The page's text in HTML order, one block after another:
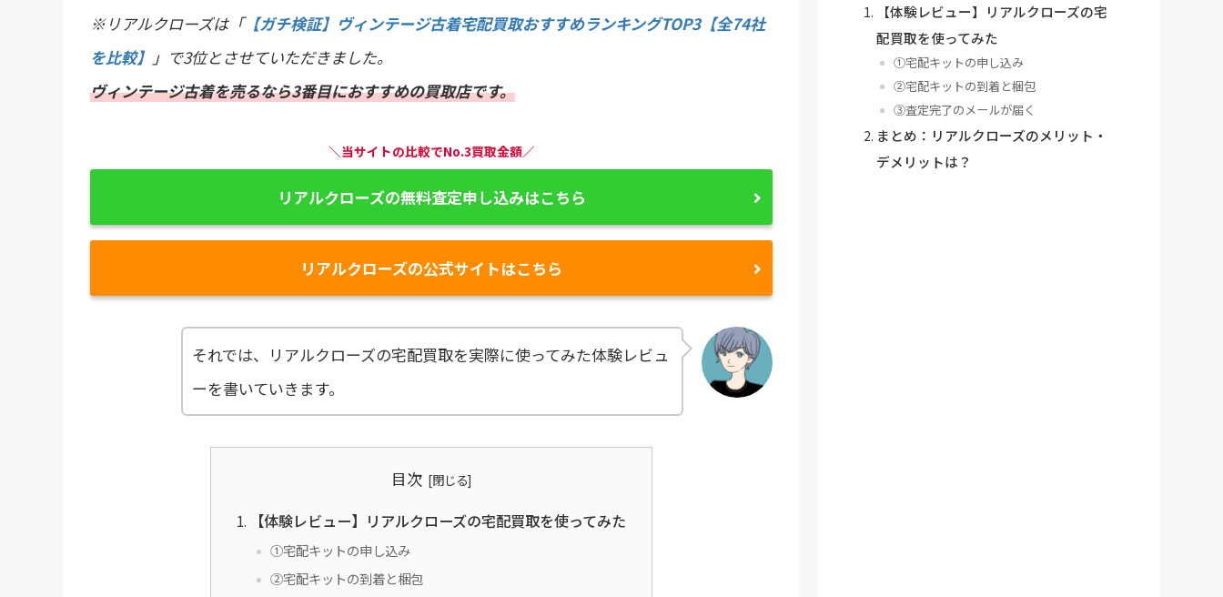
※リアルクローズは「【ガチ検証】ヴィンテージ古着宅配買取おすすめランキングTOP3【全74社
を比較】 」で3位とさせていただきました。
ヴィンテージ古着を売るなら3番目におすすめの買取店です。
＼当サイトの比較でNo.3買取金額／
リアルクローズの無料査定申し込みはこちら
リアルクローズの公式サイトはこちら
それでは、リアルクローズの宅配買取を実際に使ってみた体験レビュ
ーを書いていきます。
目次
【体験レビュー】リアルクローズの宅配買取を使ってみた
①宅配キットの申し込み
②宅配キットの到着と梱包
【体験レビュー】リアルクローズの宅
配買取を使ってみた
①宅配キットの申し込み
②宅配キットの到着と梱包
③査定完了のメールが届く
まとめ：リアルクローズのメリット・
デメリットは？